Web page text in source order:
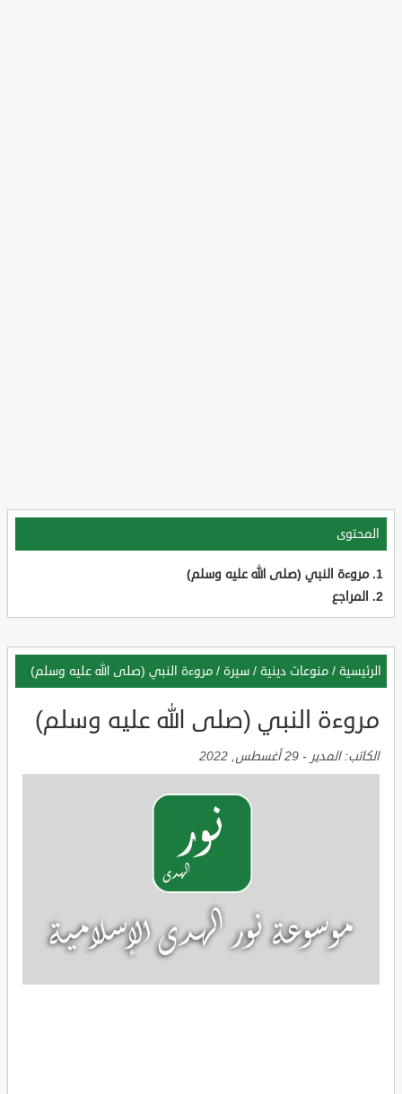
المحتوى
مروءة النبي (صلى الله عليه وسلم)
المراجع
الرئيسية / منوعات دينية / سيرة / مروءة النبي (صلى الله عليه وسلم)
مروءة النبي (صلى الله عليه وسلم)
الكاتب:المدير - 29 أغسطس, 2022